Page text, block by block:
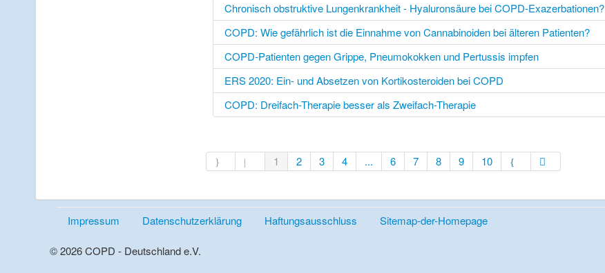
Chronisch obstruktive Lungenkrankheit - Hyaluronsäure bei COPD-Exazerbationen?
COPD: Wie gefährlich ist die Einnahme von Cannabinoiden bei älteren Patienten?
COPD-Patienten gegen Grippe, Pneumokokken und Pertussis impfen
ERS 2020: Ein- und Absetzen von Kortikosteroiden bei COPD
COPD: Dreifach-Therapie besser als Zweifach-Therapie
1 2 3 4 ... 6 7 8 9 10
Impressum Datenschutzerklärung Haftungsausschluss Sitemap-der-Homepage
© 2026 COPD - Deutschland e.V.